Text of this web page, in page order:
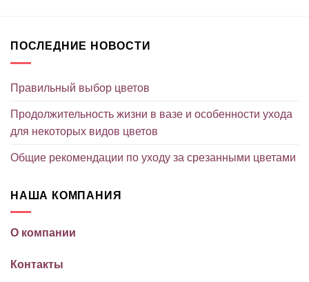
ПОСЛЕДНИЕ НОВОСТИ
Правильный выбор цветов
Продолжительность жизни в вазе и особенности ухода
для некоторых видов цветов
Общие рекомендации по уходу за срезанными цветами
НАША КОМПАНИЯ
О компании
Контакты